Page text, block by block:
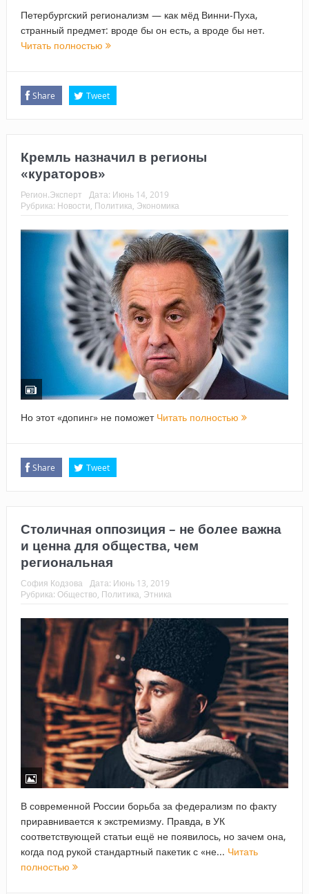
Петербургский регионализм — как мёд Винни-Пуха,
странный предмет: вроде бы он есть, а вроде бы нет.
Читать полностью
Share Tweet
Кремль назначил в регионы
«кураторов»
Регион.Эксперт Дата: Июнь 14, 2019
Рубрика: Новости, Политика, Экономика
Но этот «допинг» не поможет Читать полностью
Share Tweet
Столичная оппозиция – не более важна
и ценна для общества, чем
региональная
София Кодзова Дата: Июнь 13, 2019
Рубрика: Общество, Политика, Этника
В современной России борьба за федерализм по факту
приравнивается к экстремизму. Правда, в УК
соответствующей статьи ещё не появилось, но зачем она,
когда под рукой стандартный пакетик с «не... Читать
полностью